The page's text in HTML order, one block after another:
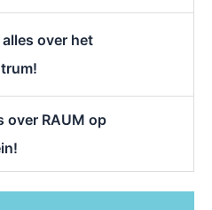
over het
over RAUM op